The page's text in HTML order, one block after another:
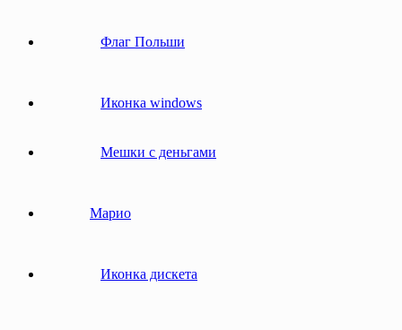
Флаг Польши
Иконка windows
Мешки с деньгами
Марио
Иконка дискета